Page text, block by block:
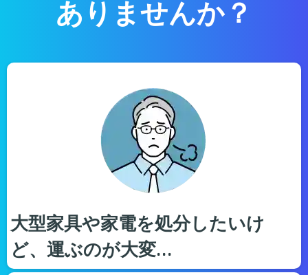
ありませんか？
大型家具や家電を処分したいけ
ど、運ぶのが大変…